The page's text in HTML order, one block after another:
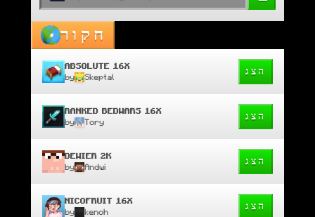
חקור
ABSOLUTE 16X
by Skeptal
הצג
RANKED BEDWARS 16X
by Tory
הצג
DEWIER 2K
by Andwi
הצג
NICOFRUIT 16X
by kenoh
הצג